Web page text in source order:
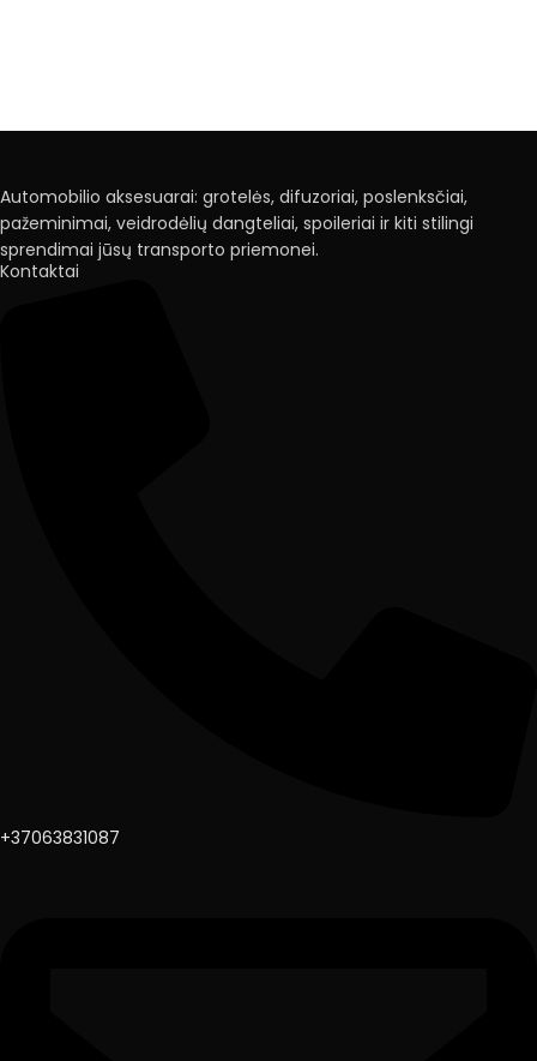
Automobilio aksesuarai: grotelės, difuzoriai, poslenksčiai,
pažeminimai, veidrodėlių dangteliai, spoileriai ir kiti stilingi
sprendimai jūsų transporto priemonei.
Kontaktai
+37063831087